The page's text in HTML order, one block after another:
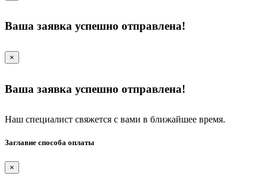
Ваша заявка успешно отправлена!
×
Ваша заявка успешно отправлена!
Наш специалист свяжется с вами в ближайшее время.
Заглавие способа оплаты
×